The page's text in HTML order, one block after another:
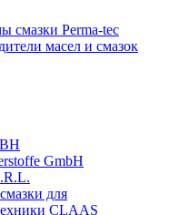
смазки Perma-tec
масел и смазок
GmbH
для
CLAAS